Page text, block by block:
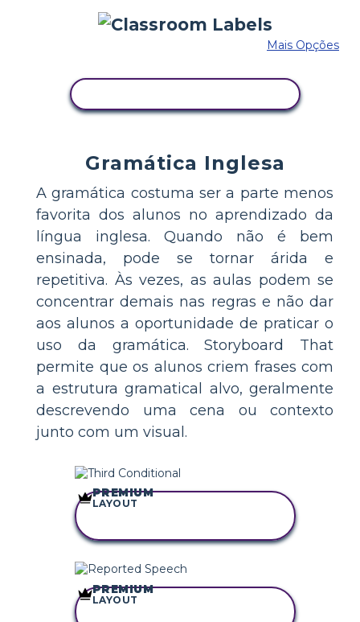
Mais Opções
Gramática Inglesa
A gramática costuma ser a parte menos
favorita dos alunos no aprendizado da
língua inglesa. Quando não é bem
ensinada, pode se tornar árida e
repetitiva. Às vezes, as aulas podem se
concentrar demais nas regras e não dar
aos alunos a oportunidade de praticar o
uso da gramática. Storyboard That
permite que os alunos criem frases com
a estrutura gramatical alvo, geralmente
descrevendo uma cena ou contexto
junto com um visual.
PREMIUM
LAYOUT
PREMIUM
LAYOUT